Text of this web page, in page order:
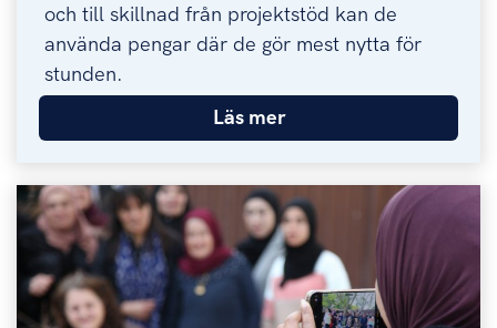
och till skillnad från projektstöd kan de
använda pengar där de gör mest nytta för
stunden.
Läs mer